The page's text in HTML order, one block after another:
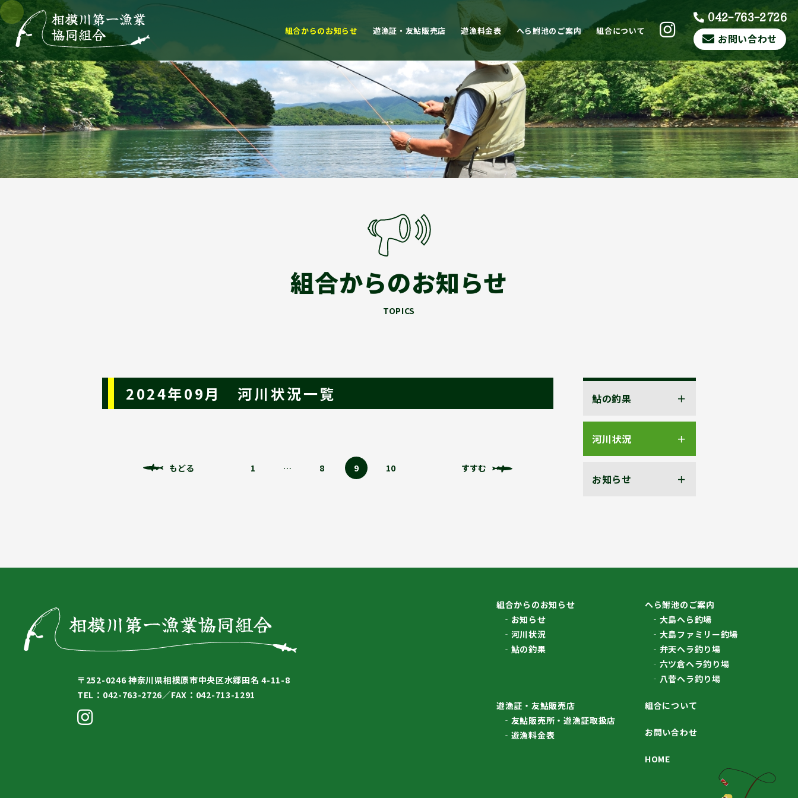
組合からのお知らせ 遊漁証・友鮎販売店 遊漁料金表 へら鮒池のご案内 組合について
042-763-2726
お問い合わせ
組合からのお知らせ
TOPICS
2024年09月 河川状況一覧
もどる 1 … 8 9 10 すすむ
鮎の釣果
河川状況
お知らせ
〒252-0246 神奈川県相模原市中央区水郷田名 4-11-8
TEL：042-763-2726／FAX：042-713-1291
組合からのお知らせ
お知らせ
河川状況
鮎の釣果
へら鮒池のご案内
大島へら釣場
大島ファミリー釣場
弁天ヘラ釣り場
六ツ倉ヘラ釣り場
八菅ヘラ釣り場
遊漁証・友鮎販売店
友鮎販売所・遊漁証取扱店
遊漁料金表
組合について
お問い合わせ
HOME